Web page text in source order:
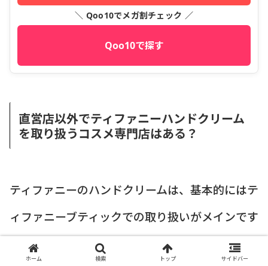
＼ Qoo10でメガ割チェック ／
Qoo10で探す
直営店以外でティファニーハンドクリーム
を取り扱うコスメ専門店はある？
ティファニーのハンドクリームは、基本的にはテ
ィファニーブティックでの取り扱いがメインです
が、実は
「正規ルート」と「並行輸入ルート」
ホーム 検索 トップ サイドバー